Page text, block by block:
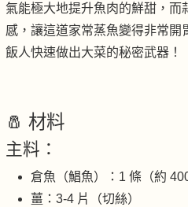
氣能極大地提升魚肉的鮮甜，而
感，讓這道家常蒸魚變得非常
飯人快速做出大菜的秘密武器！
🧂 材料
主料：
倉魚（鯧魚）：1 條（約
薑：3-4 片（切絲）